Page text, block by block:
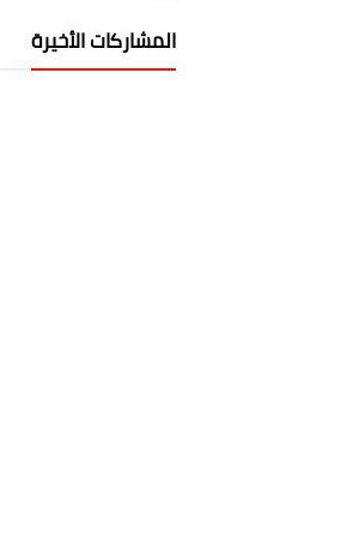
المشاركات الأخيرة